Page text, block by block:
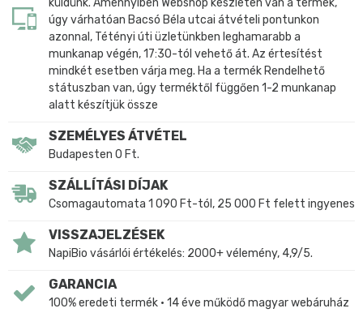
úgy várhatóan Bacsó Béla utcai átvételi pontunkon
azonnal, Tétényi úti üzletünkben leghamarabb a
munkanap végén, 17:30-tól vehető át. Az értesítést
mindkét esetben várja meg. Ha a termék Rendelhető
státuszban van, úgy terméktől függően 1-2 munkanap
alatt készítjük össze
SZEMÉLYES ÁTVÉTEL
Budapesten 0 Ft.
SZÁLLÍTÁSI DÍJAK
Csomagautomata 1 090 Ft-tól, 25 000 Ft felett ingyenes
VISSZAJELZÉSEK
NapiBio vásárlói értékelés: 2000+ vélemény, 4,9/5.
GARANCIA
100% eredeti termék • 14 éve működő magyar webáruház